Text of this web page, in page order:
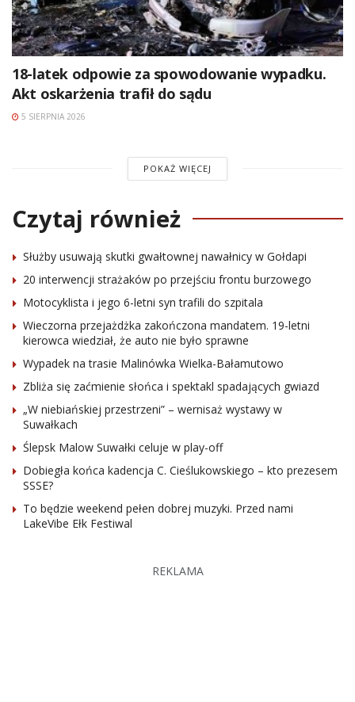
18-latek odpowie za spowodowanie wypadku.
Akt oskarżenia trafił do sądu
5 SIERPNIA 2026
POKAŻ WIĘCEJ
Czytaj również
Służby usuwają skutki gwałtownej nawałnicy w Gołdapi
20 interwencji strażaków po przejściu frontu burzowego
Motocyklista i jego 6-letni syn trafili do szpitala
Wieczorna przejażdżka zakończona mandatem. 19-letni
kierowca wiedział, że auto nie było sprawne
Wypadek na trasie Malinówka Wielka-Bałamutowo
Zbliża się zaćmienie słońca i spektakl spadających gwiazd
„W niebiańskiej przestrzeni” – wernisaż wystawy w
Suwałkach
Ślepsk Malow Suwałki celuje w play-off
Dobiegła końca kadencja C. Cieślukowskiego – kto prezesem
SSSE?
To będzie weekend pełen dobrej muzyki. Przed nami
LakeVibe Ełk Festiwal
REKLAMA